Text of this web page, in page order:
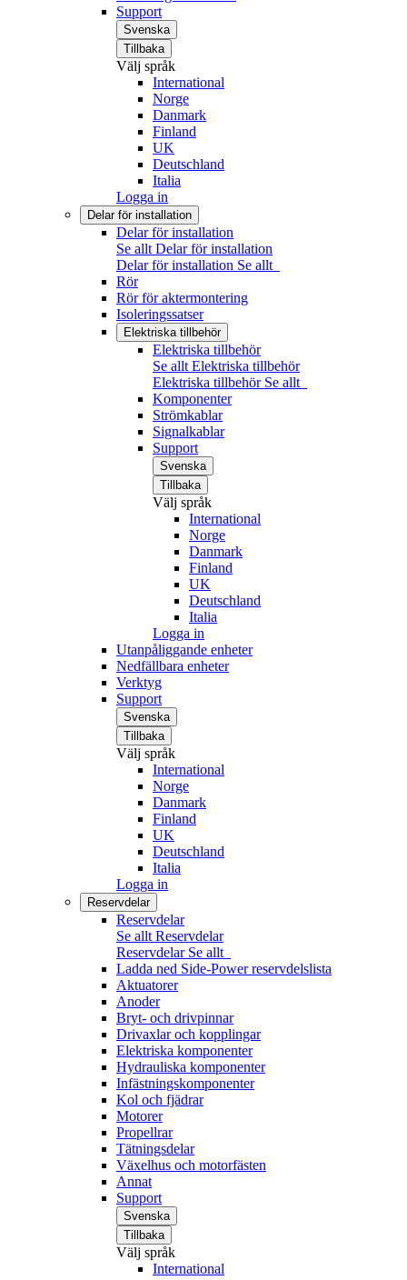
Support
Svenska
Tillbaka
Välj språk
International
Norge
Danmark
Finland
UK
Deutschland
Italia
Logga in
Delar för installation
Delar för installation
Se allt Delar för installation
Delar för installation Se allt
Rör
Rör för aktermontering
Isoleringssatser
Elektriska tillbehör
Elektriska tillbehör
Se allt Elektriska tillbehör
Elektriska tillbehör Se allt
Komponenter
Strömkablar
Signalkablar
Support
Svenska
Tillbaka
Välj språk
International
Norge
Danmark
Finland
UK
Deutschland
Italia
Logga in
Utanpåliggande enheter
Nedfällbara enheter
Verktyg
Support
Svenska
Tillbaka
Välj språk
International
Norge
Danmark
Finland
UK
Deutschland
Italia
Logga in
Reservdelar
Reservdelar
Se allt Reservdelar
Reservdelar Se allt
Ladda ned Side-Power reservdelslista
Aktuatorer
Anoder
Bryt- och drivpinnar
Drivaxlar och kopplingar
Elektriska komponenter
Hydrauliska komponenter
Infästningskomponenter
Kol och fjädrar
Motorer
Propellrar
Tätningsdelar
Växelhus och motorfästen
Annat
Support
Svenska
Tillbaka
Välj språk
International